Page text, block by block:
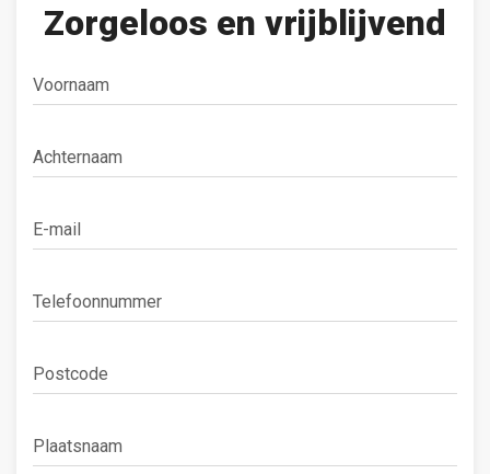
Zorgeloos en vrijblijvend
Voornaam
Achternaam
Email
Telefoonnummer
Postcode
Plaatsnaam